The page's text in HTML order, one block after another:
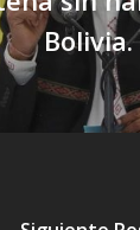
Bolivia.